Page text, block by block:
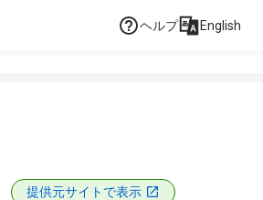
ヘルプ English
提供元サイトで表示